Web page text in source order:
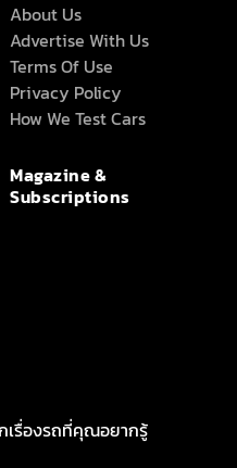
About Us
Advertise With Us
Terms Of Use
Privacy Policy
How We Test Cars
Magazine &
Subscriptions
เรื่องรถที่คุณอยากรู้